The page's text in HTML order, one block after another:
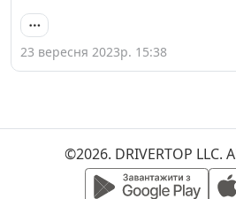
23 вересня 2023р. 15:38
©2026. DRIVERTOP LLC.